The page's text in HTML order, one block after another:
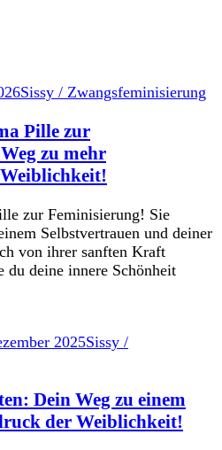
Sissy / Zwangsfeminisierung
Pille zur
zu mehr
zur Feminisierung! Sie
Selbstvertrauen und deiner
von ihrer sanften Kraft
deine innere Schönheit
2025Sissy /
Dein Weg zu einem
der Weiblichkeit!